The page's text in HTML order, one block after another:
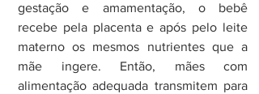
gestação e amamentação, o bebê
recebe pela placenta e após pelo leite
materno os mesmos nutrientes que a
mãe ingere. Então, mães com
alimentação adequada transmitem para